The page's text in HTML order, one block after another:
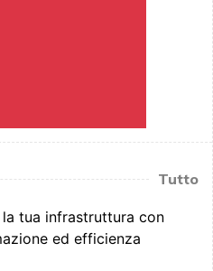
Tutto
la tua infrastruttura con
ed efficienza